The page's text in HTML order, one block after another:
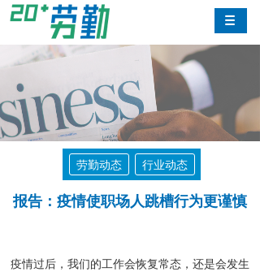
劳勤动态 行业动态
报告：疫情使职场人跳槽行为更谨慎
疫情过后，我们的工作会恢复常态，还是会发生